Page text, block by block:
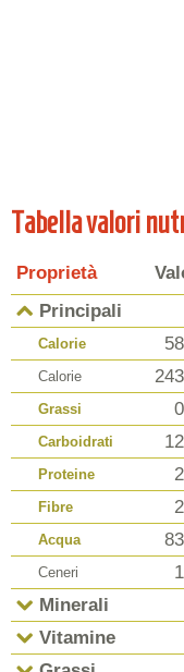
Tabella valori
Proprietà
Principali
Calorie
Calorie
Grassi
Carboidrati
Proteine
Fibre
Acqua
Ceneri
Minerali
Vitamine